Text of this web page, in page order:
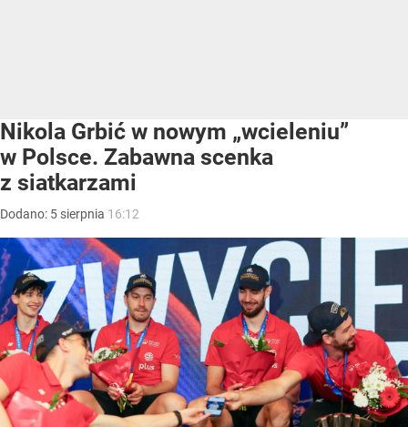
Nikola Grbić w nowym „wcieleniu”
w Polsce. Zabawna scenka
z siatkarzami
Dodano: 5 sierpnia 16:12